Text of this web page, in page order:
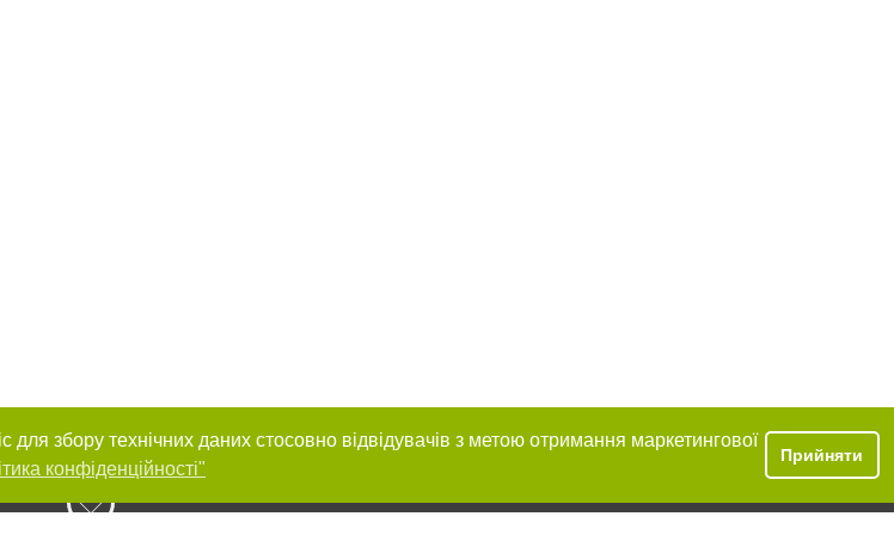
збору технічних даних стосовно відвідувачів з метою отримання маркетингової
конфіденційності"
Прийняти